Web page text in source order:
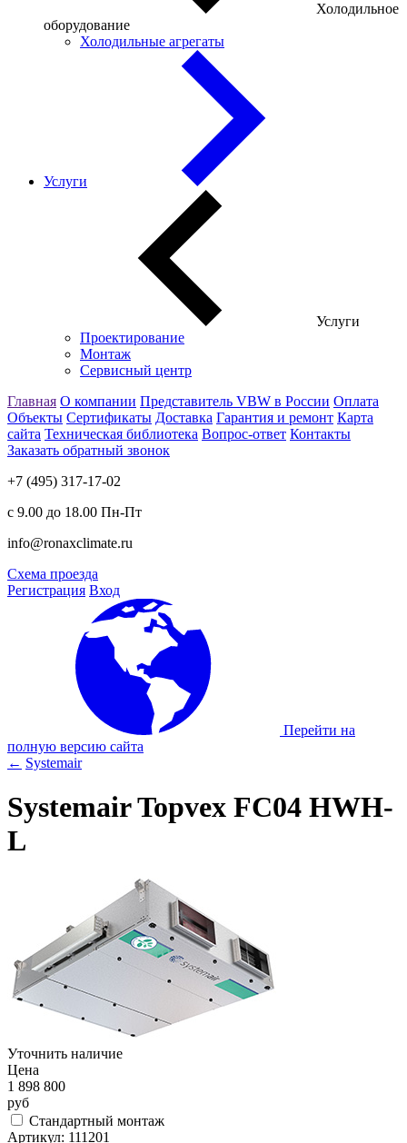
Холодильное
оборудование
Холодильные агрегаты
Услуги
Услуги
Проектирование
Монтаж
Сервисный центр
Главная О компании Представитель VBW в России Оплата
Объекты Сертификаты Доставка Гарантия и ремонт Карта
сайта Техническая библиотека Вопрос-ответ Контакты
Заказать обратный звонок
+7 (495) 317-17-02
с 9.00 до 18.00 Пн-Пт
info@ronaxclimate.ru
Схема проезда
Регистрация Вход
Перейти на
полную версию сайта
← Systemair
Systemair Topvex FC04 HWH-
L
Уточнить наличие
Цена
1 898 800
руб
Стандартный монтаж
Артикул: 111201